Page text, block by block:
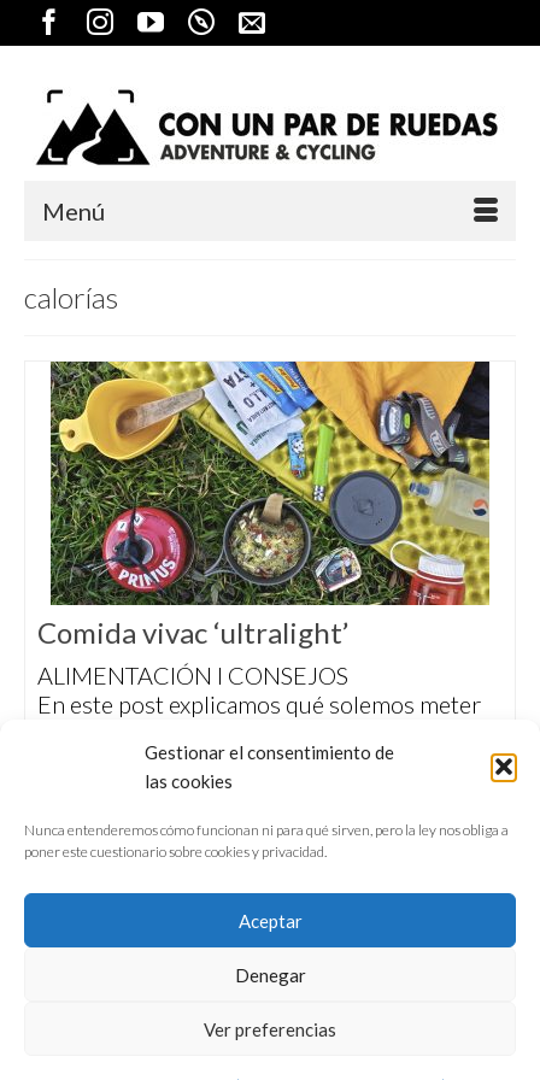
Gestionar el consentimiento de
las cookies
Nunca entenderemos cómo funcionan ni para qué sirven, pero la ley nos obliga a
poner este cuestionario sobre cookies y privacidad.
Aceptar
Denegar
Ver preferencias
Menú
calorías
Comida vivac ‘ultralight’
ALIMENTACIÓN I CONSEJOS
En este post explicamos qué solemos meter
cuando salimos de excursión con intención de
pasar una noche fuera. También apuntamos lo
que no solemos llevar y por qué.
CONFERENCIAS
VÍDEOS & REPORTAJES TV
NUESTROS LIBROS